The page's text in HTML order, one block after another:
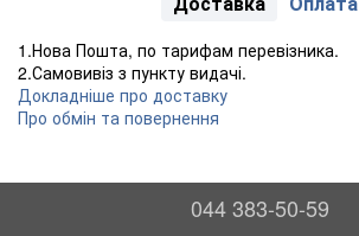
1.Нова Пошта, по тарифам перевізника.
2.Самовивіз з пункту видачі.
Докладніше про доставку
Про обмін та повернення
044 383-50-59